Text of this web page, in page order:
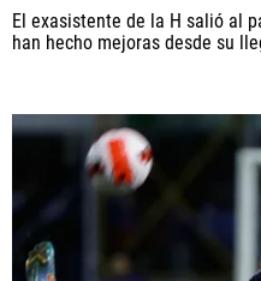
El exasistente de la H salió al
han hecho mejoras desde su